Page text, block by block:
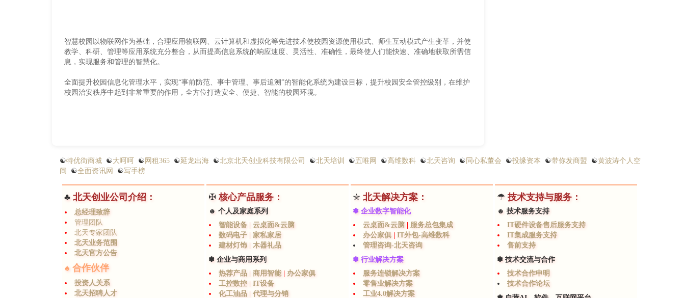
智慧校园以物联网作为基础，合理应用物联网、云计算机和虚拟化等先进技术使校园资源使用模式、师生互动模式产生变革，并使
教学、科研、管理等应用系统充分整合，从而提高信息系统的响应速度、灵活性、准确性，最终使人们能快速、准确地获取所需信
息，实现服务和管理的智慧化。
全面提升校园信息化管理水平，实现“事前防范、事中管理、事后追溯”的智能化系统为建设目标，提升校园安全管控级别，在维护
校园治安秩序中起到非常重要的作用，全方位打造安全、便捷、智能的校园环境。
☯特优街商城 ☯大呵呵 ☯ 网租365 ☯延龙出海 ☯北京北天创业科技有限公司 ☯北天培训 ☯五唯网 ☯高维数科 ☯北天咨询 ☯ 同心私董会 ☯投缘资本 ☯带你发商盟 ☯黄波涛个人空
间
☯全面资讯网 ☯写手榜
♣ 北天创业公司介绍：
总经理致辞
管理团队
北天专家团队
北天业务范围
北天官方公告
♠ 合作伙伴
投资人关系
北天招聘人才
✠核心产品服务：
☻ 个人及家庭系列
智能设备
云桌面&云脑
数码电子
家私家居
建材灯饰
木器礼品
✽ 企业与商用系列
热荐产品
商用智能| 办公家俱
工控数控
IT设备
化工油品
代理与分销
✮ 北天解决方案：
✽ 企业数字智能化
云桌面&云脑
服务总包集成
办公家俱
IT外包-高维数科
管理咨询-北天咨询
✽ 行业解决方案
服务连锁解决方案
零售业解决方案
工业4.0解决方案
☂技术支持与服务：
☻ 技术服务支持
IT硬件设备售后服务支持
IT集成服务支持
售前支持
✽ 技术交流与合作
技术合作申明
技术合作论坛